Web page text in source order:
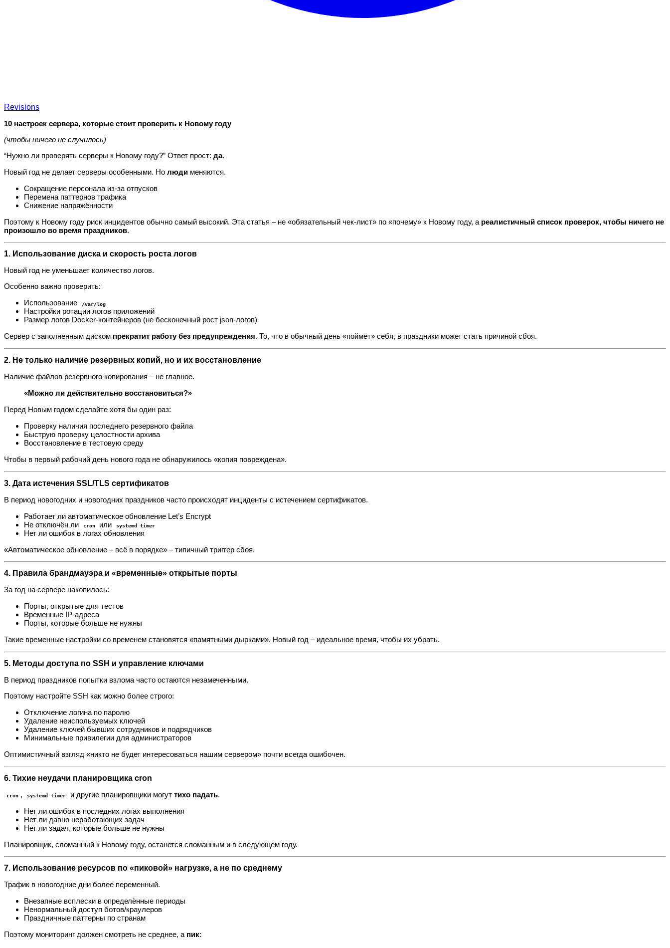
Revisions
10 настроек сервера, которые стоит проверить к Новому году
(чтобы ничего не случилось)
“Нужно ли проверять серверы к Новому году?” Ответ прост: да.
Новый год не делает серверы особенными. Но люди меняются.
Сокращение персонала из‑за отпусков
Перемена паттернов трафика
Снижение напряжённости
Поэтому к Новому году риск инцидентов обычно самый высокий. Эта статья – не «обязательный чек‑лист» по «почему» к Новому году, а реалистичный список проверок, чтобы ничего не
произошло во время праздников.
1. Использование диска и скорость роста логов
Новый год не уменьшает количество логов.
Особенно важно проверить:
Использование
/var/log
Настройки ротации логов приложений
Размер логов Docker‑контейнеров (не бесконечный рост json‑логов)
Сервер с заполненным диском прекратит работу без предупреждения. То, что в обычный день «поймёт» себя, в праздники может стать причиной сбоя.
2. Не только наличие резервных копий, но и их восстановление
Наличие файлов резервного копирования – не главное.
«Можно ли действительно восстановиться?»
Перед Новым годом сделайте хотя бы один раз:
Проверку наличия последнего резервного файла
Быструю проверку целостности архива
Восстановление в тестовую среду
Чтобы в первый рабочий день нового года не обнаружилось «копия повреждена».
3. Дата истечения SSL/TLS сертификатов
В период новогодних и новогодних праздников часто происходят инциденты с истечением сертификатов.
Работает ли автоматическое обновление Let’s Encrypt
Не отключён ли
cron или systemd timer
Нет ли ошибок в логах обновления
«Автоматическое обновление – всё в порядке» – типичный триггер сбоя.
4. Правила брандмауэра и «временные» открытые порты
За год на сервере накопилось:
Порты, открытые для тестов
Временные IP‑адреса
Порты, которые больше не нужны
Такие временные настройки со временем становятся «памятными дырками». Новый год – идеальное время, чтобы их убрать.
5. Методы доступа по SSH и управление ключами
В период праздников попытки взлома часто остаются незамеченными.
Поэтому настройте SSH как можно более строго:
Отключение логина по паролю
Удаление неиспользуемых ключей
Удаление ключей бывших сотрудников и подрядчиков
Минимальные привилегии для администраторов
Оптимистичный взгляд «никто не будет интересоваться нашим сервером» почти всегда ошибочен.
6. Тихие неудачи планировщика cron
cron , systemd timer и другие планировщики могут тихо падать.
Нет ли ошибок в последних логах выполнения
Нет ли давно неработающих задач
Нет ли задач, которые больше не нужны
Планировщик, сломанный к Новому году, останется сломанным и в следующем году.
7. Использование ресурсов по «пиковой» нагрузке, а не по среднему
Трафик в новогодние дни более переменный.
Внезапные всплески в определённые периоды
Ненормальный доступ ботов/краулеров
Праздничные паттерны по странам
Поэтому мониторинг должен смотреть не среднее, а пик: